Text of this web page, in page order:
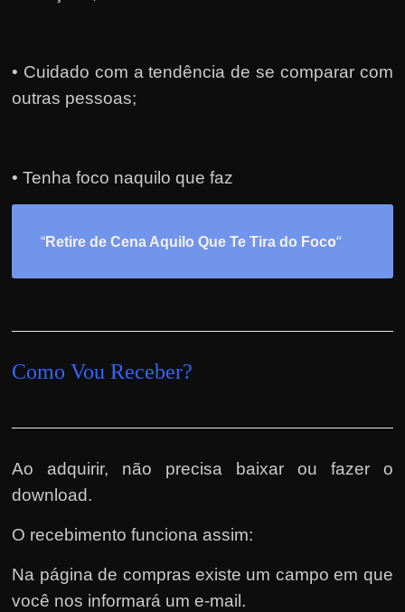
• Cuidado com a tendência de se comparar com
outras pessoas;
• Tenha foco naquilo que faz
“Retire de Cena Aquilo Que Te Tira do Foco“
Como Vou Receber?
Ao adquirir, não precisa baixar ou fazer o
download.
O recebimento funciona assim:
Na página de compras existe um campo em que
você nos informará um e-mail.